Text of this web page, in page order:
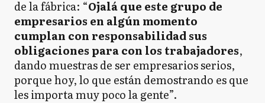
de la fábrica: “Ojalá que este grupo de
empresarios en algún momento
cumplan con responsabilidad sus
obligaciones para con los trabajadores,
dando muestras de ser empresarios serios,
porque hoy, lo que están demostrando es que
les importa muy poco la gente”.